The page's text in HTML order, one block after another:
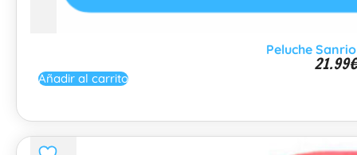
Peluche
21.99€
Añadir al carrito